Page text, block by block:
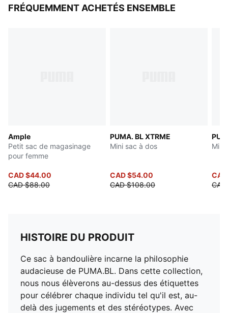
anneau en D et boucle en sangle pour un réglage aisé
FRÉQUEMMENT ACHETÉS ENSEMBLE
Ample
Petit sac de magasinage
pour femme
CAD $44.00
CAD $88.00
PUMA. BL XTRME
Mini sac à dos
CAD $54.00
CAD $108.00
Mini
HISTOIRE DU PRODUIT
Ce sac à bandoulière incarne la philosophie
audacieuse de PUMA.BL. Dans cette collection,
nous nous élèverons au-dessus des étiquettes
pour célébrer chaque individu tel qu'il est, au-
delà des jugements et des stéréotypes. Avec